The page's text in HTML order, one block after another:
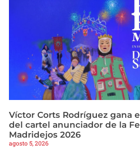
Víctor Corts Rodríguez gana
del cartel anunciador de la
Madridejos 2026
agosto 5, 2026